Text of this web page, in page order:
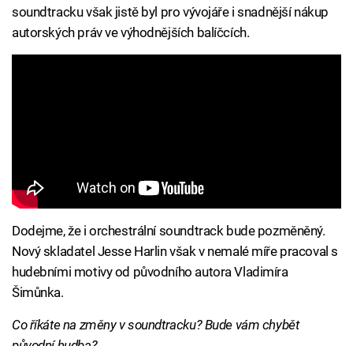
soundtracku však jistě byl pro vývojáře i snadnější nákup
autorských práv ve výhodnějších balíčcích.
Dodejme, že i orchestrální soundtrack bude pozměněný.
Nový skladatel Jesse Harlin však v nemalé míře pracoval s
hudebními motivy od původního autora Vladimíra
Šimůnka.
Co říkáte na změny v soundtracku? Bude vám chybět